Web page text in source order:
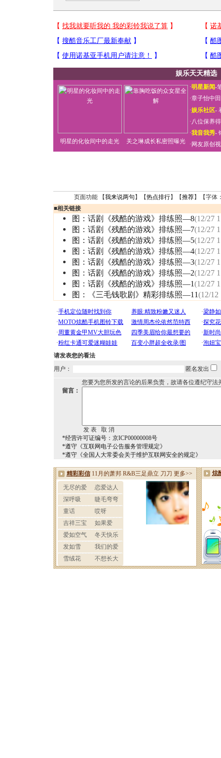
娱乐天天精选
明星的化妆间中的走光 关之琳成长私密照曝光
·明星新闻-
·章子怡中
·娱乐社区-
·八位保养
·我音我秀-
· 网友原创
页面功能 【我来说两句 】【热点排行】【推荐】【字体
■相关链接
图：话剧《残酷的游戏》排练照—8(12/27
图：话剧《残酷的游戏》排练照—7(12/27
图：话剧《残酷的游戏》排练照—5(12/27
图：话剧《残酷的游戏》排练照—4(12/27
图：话剧《残酷的游戏》排练照—3(12/27
图：话剧《残酷的游戏》排练照—2(12/27
图：话剧《残酷的游戏》排练照—1(12/27
图：《三毛钱歌剧》精彩排练照—11(12/12
请发表您的看法
用户：
匿名发出
您要为您所发的言论的后果负责，故请各位遵纪守法
留言：
*经营许可证编号：京ICP00000008号
*遵守《互联网电子公告服务管理规定》
*遵守《全国人大常委会关于维护互联网安全的规定》